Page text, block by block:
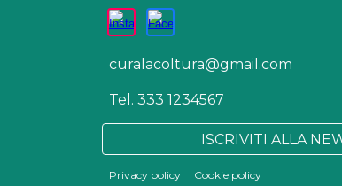
curalacoltura@gmail.com
Tel. 333 1234567
ISCRIVITI ALLA
Privacy policy
Cookie policy